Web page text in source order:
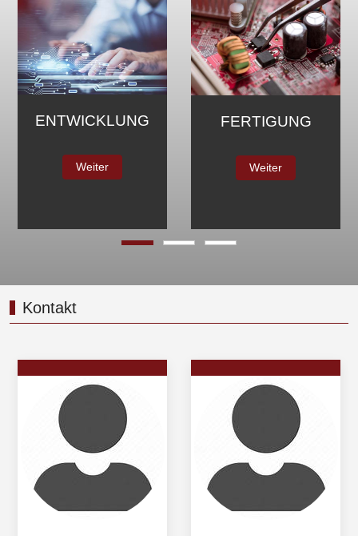
FERTIGUNG
Weiter
MARKETING &
Kontakt